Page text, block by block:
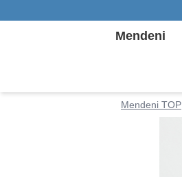
Mendeni
Mendeni TOP